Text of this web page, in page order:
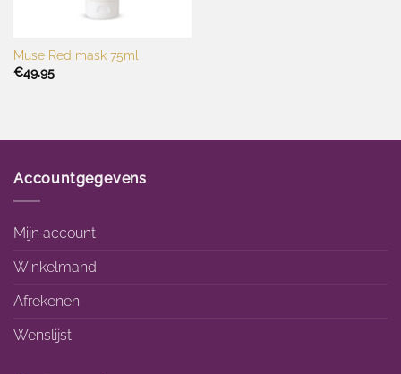
Muse Red mask 75ml
€49.95
Accountgegevens
Mijn account
Winkelmand
Afrekenen
Wenslijst